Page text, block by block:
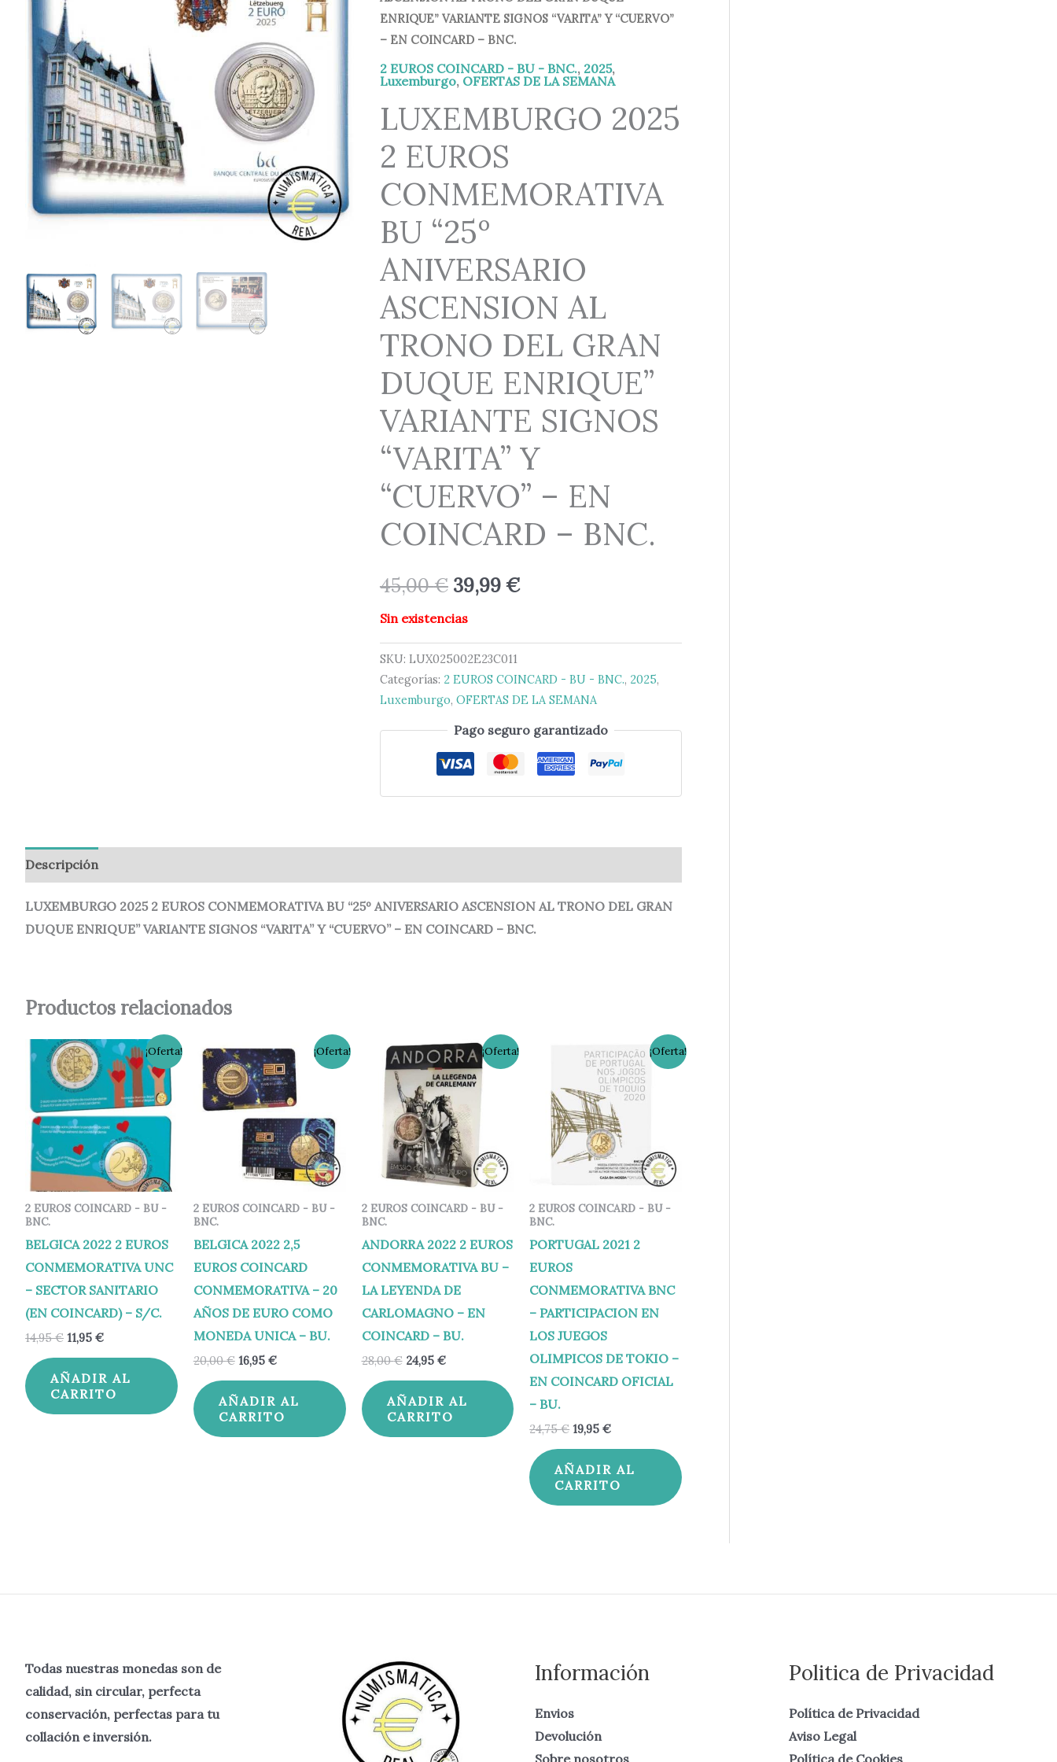
ENRIQUE” VARIANTE SIGNOS “VARITA” Y “CUERVO”
– EN COINCARD – BNC.
2 EUROS COINCARD - BU - BNC., 2025,
Luxemburgo, OFERTAS DE LA SEMANA
LUXEMBURGO 2025
2 EUROS
CONMEMORATIVA
BU “25º
ANIVERSARIO
ASCENSION AL
TRONO DEL GRAN
DUQUE ENRIQUE”
VARIANTE SIGNOS
“VARITA” Y
“CUERVO” – EN
COINCARD – BNC.
45,00€
original
era:
45,00 €.
39,99€
actual
39,99 €.
Sin existencias
SKU: LUX025002E23C011
Categorías: 2 EUROS COINCARD - BU - BNC., 2025,
Luxemburgo, OFERTAS DE LA SEMANA
Pago seguro garantizado
Descripción
LUXEMBURGO 2025 2 EUROS CONMEMORATIVA BU “25º ANIVERSARIO ASCENSION AL TRONO DEL GRAN
DUQUE ENRIQUE” VARIANTE SIGNOS “VARITA” Y “CUERVO” – EN COINCARD – BNC.
Productos relacionados
¡Oferta!
2 EUROS COINCARD - BU -
BNC.
BELGICA 2022 2 EUROS
CONMEMORATIVA UNC
– SECTOR SANITARIO
(EN COINCARD) – S/C.
14,95€
El
precio
original
era:
14,95 €.
11,95 €
El
precio
actual
es:
11,95 €.
AÑADIR AL
CARRITO
¡Oferta!
2 EUROS COINCARD - BU -
BNC.
BELGICA 2022 2,5
EUROS COINCARD
CONMEMORATIVA – 20
AÑOS DE EURO COMO
MONEDA UNICA – BU.
20,00€
El
precio
original
era:
20,00 €.
16,95 €
El
precio
actual
es:
16,95 €.
AÑADIR AL
CARRITO
¡Oferta!
2 EUROS COINCARD - BU -
BNC.
ANDORRA 2022 2 EUROS
CONMEMORATIVA BU –
LA LEYENDA DE
CARLOMAGNO – EN
COINCARD – BU.
28,00€
El
precio
original
era:
28,00 €.
24,95 €
El
precio
actual
es:
24,95 €.
AÑADIR AL
CARRITO
¡Oferta!
2 EUROS COINCARD - BU -
BNC.
PORTUGAL 2021 2
EUROS
CONMEMORATIVA BNC
– PARTICIPACION EN
LOS JUEGOS
OLIMPICOS DE TOKIO –
EN COINCARD OFICIAL
– BU.
24,75€
precio
original
era:
24,75 €.
19,95€
precio
actual
es:
19,95 €.
AÑADIR AL
CARRITO
Todas nuestras monedas son de
calidad, sin circular, perfecta
conservación, perfectas para tu
collación e inversión.
Información
Envios
Devolución
Sobre nosotros
Politica de Privacidad
Política de Privacidad
Aviso Legal
Política de Cookies